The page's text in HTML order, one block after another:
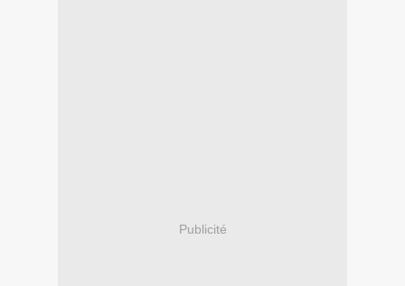
Publicité